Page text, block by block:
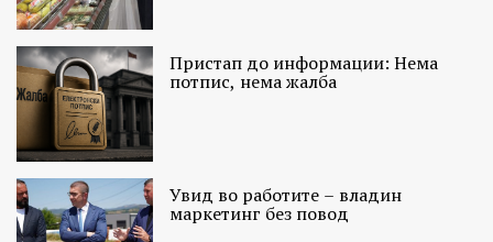
Пристап до информации: Нема
потпис, нема жалба
Увид во работите – владин
маркетинг без повод